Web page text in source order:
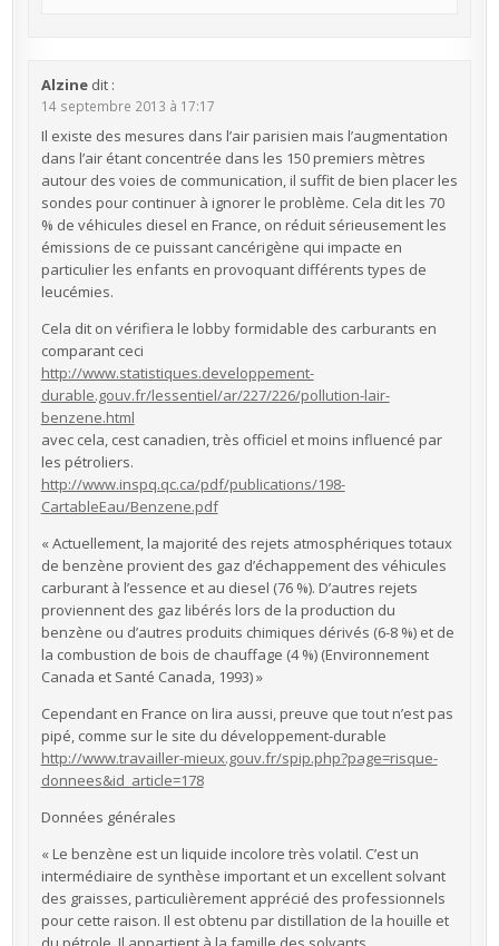
Alzine dit :
14 septembre 2013 à 17:17
Il existe des mesures dans l’air parisien mais l’augmentation
dans l’air étant concentrée dans les 150 premiers mètres
autour des voies de communication, il suffit de bien placer les
sondes pour continuer à ignorer le problème. Cela dit les 70
% de véhicules diesel en France, on réduit sérieusement les
émissions de ce puissant cancérigène qui impacte en
particulier les enfants en provoquant différents types de
leucémies.
Cela dit on vérifiera le lobby formidable des carburants en
comparant ceci
http://www.statistiques.developpement-
durable.gouv.fr/lessentiel/ar/227/226/pollution-lair-
benzene.html
avec cela, cest canadien, très officiel et moins influencé par
les pétroliers.
http://www.inspq.qc.ca/pdf/publications/198-
CartableEau/Benzene.pdf
« Actuellement, la majorité des rejets atmosphériques totaux
de benzène provient des gaz d’échappement des véhicules
carburant à l’essence et au diesel (76 %). D’autres rejets
proviennent des gaz libérés lors de la production du
benzène ou d’autres produits chimiques dérivés (6-8 %) et de
la combustion de bois de chauffage (4 %) (Environnement
Canada et Santé Canada, 1993) »
Cependant en France on lira aussi, preuve que tout n’est pas
pipé, comme sur le site du développement-durable
http://www.travailler-mieux.gouv.fr/spip.php?page=risque-
donnees&id_article=178
Données générales
« Le benzène est un liquide incolore très volatil. C’est un
intermédiaire de synthèse important et un excellent solvant
des graisses, particulièrement apprécié des professionnels
pour cette raison. Il est obtenu par distillation de la houille et